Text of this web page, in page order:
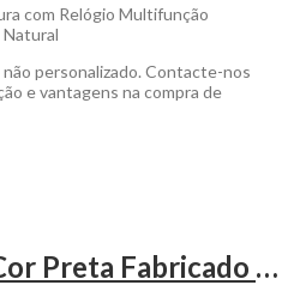
com Relógio Multifunção
personalizado. Contacte-nos
e vantagens na compra de
Lápis Crespok de Cor Preta Fabricado em Madeira Natural para Personalizar